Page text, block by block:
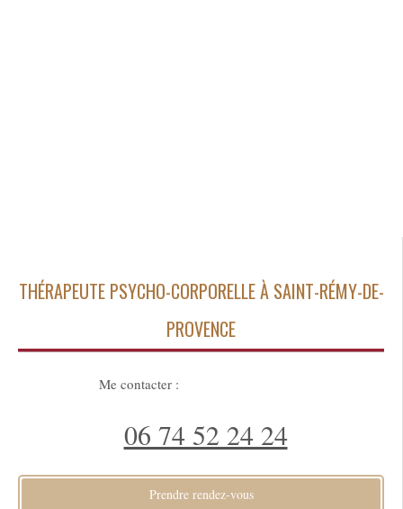
THÉRAPEUTE PSYCHO-CORPORELLE À SAINT-RÉMY-DE-
PROVENCE
Me contacter :
06 74 52 24 24
Prendre rendez-vous